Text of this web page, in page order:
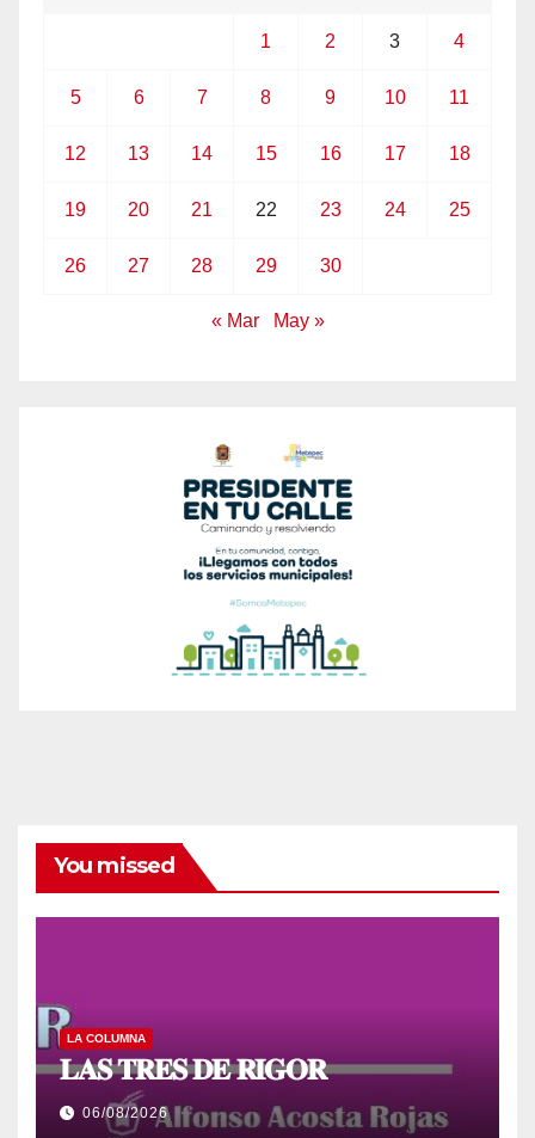
1 2 3 4
5 6 7 8 9 10 11
12 13 14 15 16 17 18
19 20 21 22 23 24 25
26 27 28 29 30
« Mar May »
You missed
LA COLUMNA
𝐋𝐀𝐒 𝐓𝐑𝐄𝐒 𝐃𝐄 𝐑𝐈𝐆𝐎𝐑
06/08/2026